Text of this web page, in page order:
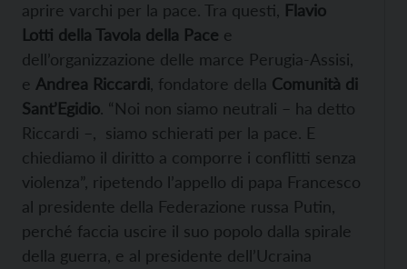
aprire varchi per la pace. Tra questi, Flavio
Lotti della Tavola della Pace e
dell’organizzazione delle marce Perugia-Assisi,
e Andrea Riccardi , fondatore della Comunità di
Sant’Egidio. “Noi non siamo neutrali – ha detto
Riccardi –, siamo schierati per la pace. E
chiediamo il diritto a comporre i conflitti senza
violenza”, ripetendo l’appello di papa Francesco
al presidente della Federazione russa Putin,
perché faccia uscire il suo popolo dalla spirale
della guerra, e al presidente dell’Ucraina